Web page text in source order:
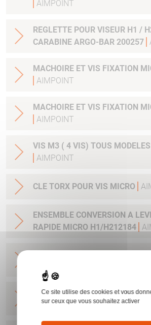
AIMPOINT
REGLETTE POUR VISEUR H1 / H2 / ACRO / MICRO
CARABINE ARGO-BAR 200257
MACHOIRE ET VIS FIXATION
AIMPOINT
MACHOIRE ET VIS FIXATION
AIMPOINT
VIS M3 ( 4 VIS) TOUS
AIMPOINT
CLE TORX POUR VIS MICRO
ENSEMBLE CONVERSION A
RAPIDE MICRO H1/H212184
BASE MICRO POUR RAIL 11
BASE POUR
CLEF ET VIS AIMPOINT
Ce site utilise des cookies et vous
sur ceux que vous souhaitez activer